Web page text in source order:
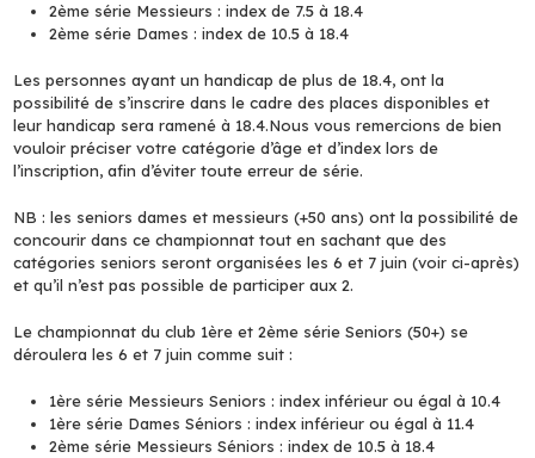
2ème série Messieurs : index de 7.5 à 18.4
2ème série Dames : index de 10.5 à 18.4
Les personnes ayant un handicap de plus de 18.4, ont la
possibilité de s’inscrire dans le cadre des places disponibles et
leur handicap sera ramené à 18.4.Nous vous remercions de bien
vouloir préciser votre catégorie d’âge et d’index lors de
l’inscription, afin d’éviter toute erreur de série.
NB : les seniors dames et messieurs (+50 ans) ont la possibilité de
concourir dans ce championnat tout en sachant que des
catégories seniors seront organisées les 6 et 7 juin (voir ci-après)
et qu’il n’est pas possible de participer aux 2.
Le championnat du club 1ère et 2ème série Seniors (50+) se
déroulera les 6 et 7 juin comme suit :
1ère série Messieurs Seniors : index inférieur ou égal à 10.4
1ère série Dames Séniors : index inférieur ou égal à 11.4
2ème série Messieurs Séniors : index de 10.5 à 18.4